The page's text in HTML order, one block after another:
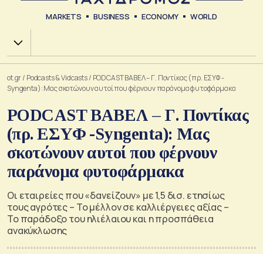
MARKETS BUSINESS ECONOMY WORLD
Χ.Α.
ot.gr/ Podcasts & Vidcasts/ PODCAST ΒΑΒΕΛ – Γ. Ποντίκας (πρ. ΕΣΥΦ -
Syngenta): Μας σκοτώνουν αυτοί που φέρνουν παράνομα φυτοφάρμακα
PODCAST ΒΑΒΕΛ – Γ. Ποντίκας
(πρ. ΕΣΥΦ -Syngenta): Μας
σκοτώνουν αυτοί που φέρνουν
παράνομα φυτοφάρμακα
Οι εταιρείες που «δανείζουν» με 1,5 δισ. ετησίως
τους αγρότες – Το μέλλον σε καλλιέργειες αξίας –
Το παράδοξο του ηλιέλαιου και η προσπάθεια
ανακύκλωσης